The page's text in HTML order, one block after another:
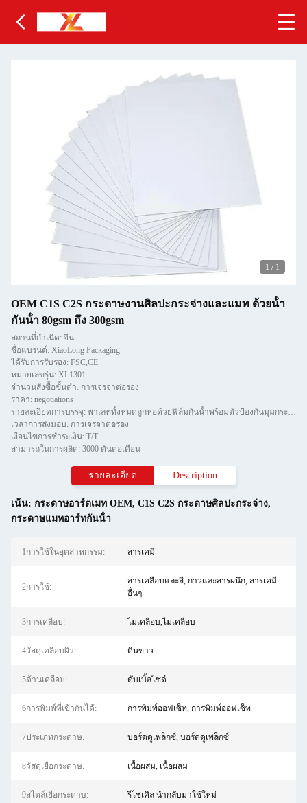
1 / 1
OEM C1S C2S กระดาษงานศิลปะกระจ่างและแมท ด้วยน้ํา
กันน้ํา 80gsm ถึง 300gsm
สถานที่กำเนิด: จีน
ชื่อแบรนด์: XiaoLong Packaging
ได้รับการรับรอง: FSC,CE
หมายเลขรุ่น: XL1301
จำนวนสั่งซื้อขั้นต่ำ: การเจรจาต่อรอง
ราคา: negotiations
รายละเอียดการบรรจุ: พาเลททั้งหมดถูกห่อด้วยฟิล์มกันน้ำพร้อมตัวป้องกันมุมกระดาษและยึดด้วยแถบทีสองชิ้น
เวลาการส่งมอบ: การเจรจาต่อรอง
เงื่อนไขการชำระเงิน: T/T
สามารถในการผลิต: 3000 ตันต่อเดือน
รายละเอียด Description
เน้น: กระดาษอาร์ตเมท OEM, C1S C2S กระดาษศิลปะกระจ่าง,
กระดาษแมทอาร์ทกันน้ํา
1การใช้ในอุตสาหกรรม: สารเคมี
2การใช้:
สารเคลือบและสี, กาวและสารผนึก, สารเคมี
อื่นๆ
3การเคลือบ: ไม่เคลือบ,ไม่เคลือบ
4วัสดุเคลือบผิว: ดินขาว
5ด้านเคลือบ: ดับเบิ้ลไซด์
6การพิมพ์ที่เข้ากันได้: การพิมพ์ออฟเซ็ท, การพิมพ์ออฟเซ็ท
7ประเภทกระดาษ: บอร์ดดูเพล็กซ์, บอร์ดดูเพล็กซ์
8วัสดุเยื่อกระดาษ: เนื้อผสม, เนื้อผสม
9สไตล์เยื่อกระดาษ: รีไซเคิล นำกลับมาใช้ใหม่